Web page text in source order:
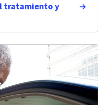
tratamiento y